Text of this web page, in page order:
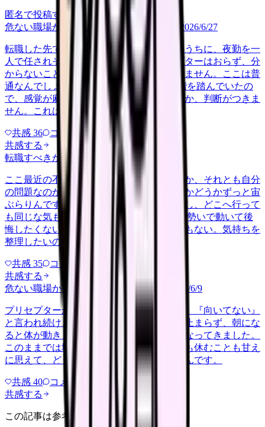
匿名で投稿する
危ない職場か判断してほしい career-growth 2026/6/27
転職した先で、入職して二ヶ月も経たないうちに、夜勤を一
人で任されそうになっています。プリセプターはおらず、分
からないことを聞ける相手も日によっていません。ここは普
通なんでしょうか。 前の職場はもっと段階を踏んでいたの
で、感覚が麻痺しているのか自分が甘いのか、判断がつきま
せん。これは危ない環境なのか…
共感 36 コメント
共感する
転職すべきか知りたい
other 2026/6/26
ここ最近の不調が、職場の環境のせいなのか、それとも自分
の問題なのか切り分けられず、転職すべきかどうかずっと宙
ぶらりんです。辞めれば楽になる気もするし、どこへ行って
も同じな気もして、決め手がありません。 勢いで動いて後
悔したくないけれど、このまま留まる根拠もない。気持ちを
整理したいので、判断材料の集…
共感 35 コメント
共感する
危ない職場か判断してほしい
harassment 2026/6/9
プリセプターから毎日のように『辞めれば』『向いてない』
と言われ続け、最近は職場が近づくと涙が止まらず、朝にな
ると体が動きません。食事も喉を通らなくなってきました。
このままでは壊れてしまう気がします。でも休むことも甘え
に思えて、どうすればいいのか分からないんです。
共感 40 コメント
共感する
この記事は参考になりましたか？